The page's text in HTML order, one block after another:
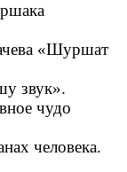
«Шуршат
звук».
чудо
человека.